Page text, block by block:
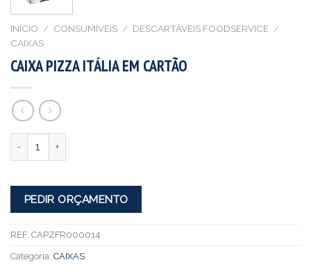
INÍCIO / CONSUMÍVEIS / DESCARTÁVEIS FOODSERVICE /
CAIXAS
CAIXA PIZZA ITÁLIA EM CARTÃO
PEDIR ORÇAMENTO
REF: CAPZFR000014
Categoria: CAIXAS